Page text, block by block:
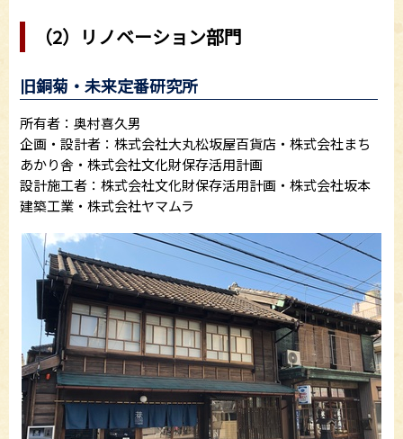
（2）リノベーション部門
旧銅菊・未来定番研究所
所有者：奥村喜久男
企画・設計者：株式会社大丸松坂屋百貨店・株式会社まち
あかり舎・株式会社文化財保存活用計画
設計施工者：株式会社文化財保存活用計画・株式会社坂本
建築工業・株式会社ヤマムラ